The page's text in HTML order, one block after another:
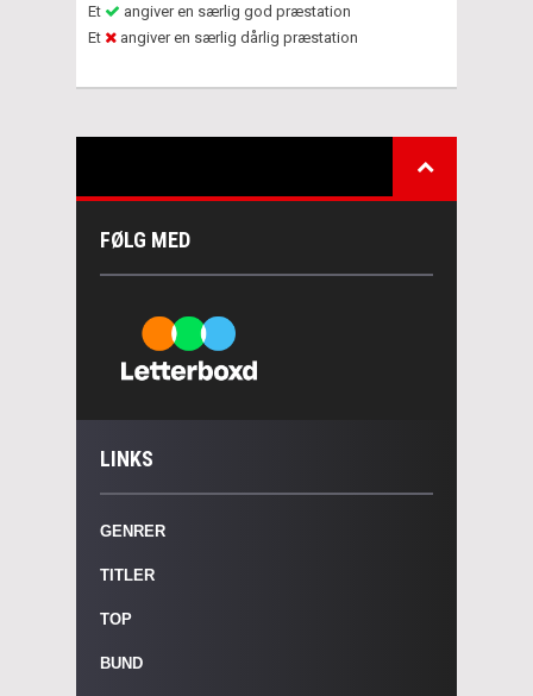
Et
angiver en særlig god præstation
Et
angiver en særlig dårlig præstation
FØLG MED
LINKS
GENRER
TITLER
TOP
BUND